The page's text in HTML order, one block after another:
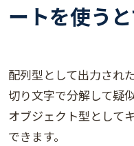
ートを使う
配列型として出力され
切り文字で分解して疑
オブジェクト型として
できます。